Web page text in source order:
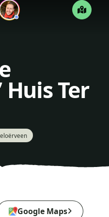
Ter
Google Maps